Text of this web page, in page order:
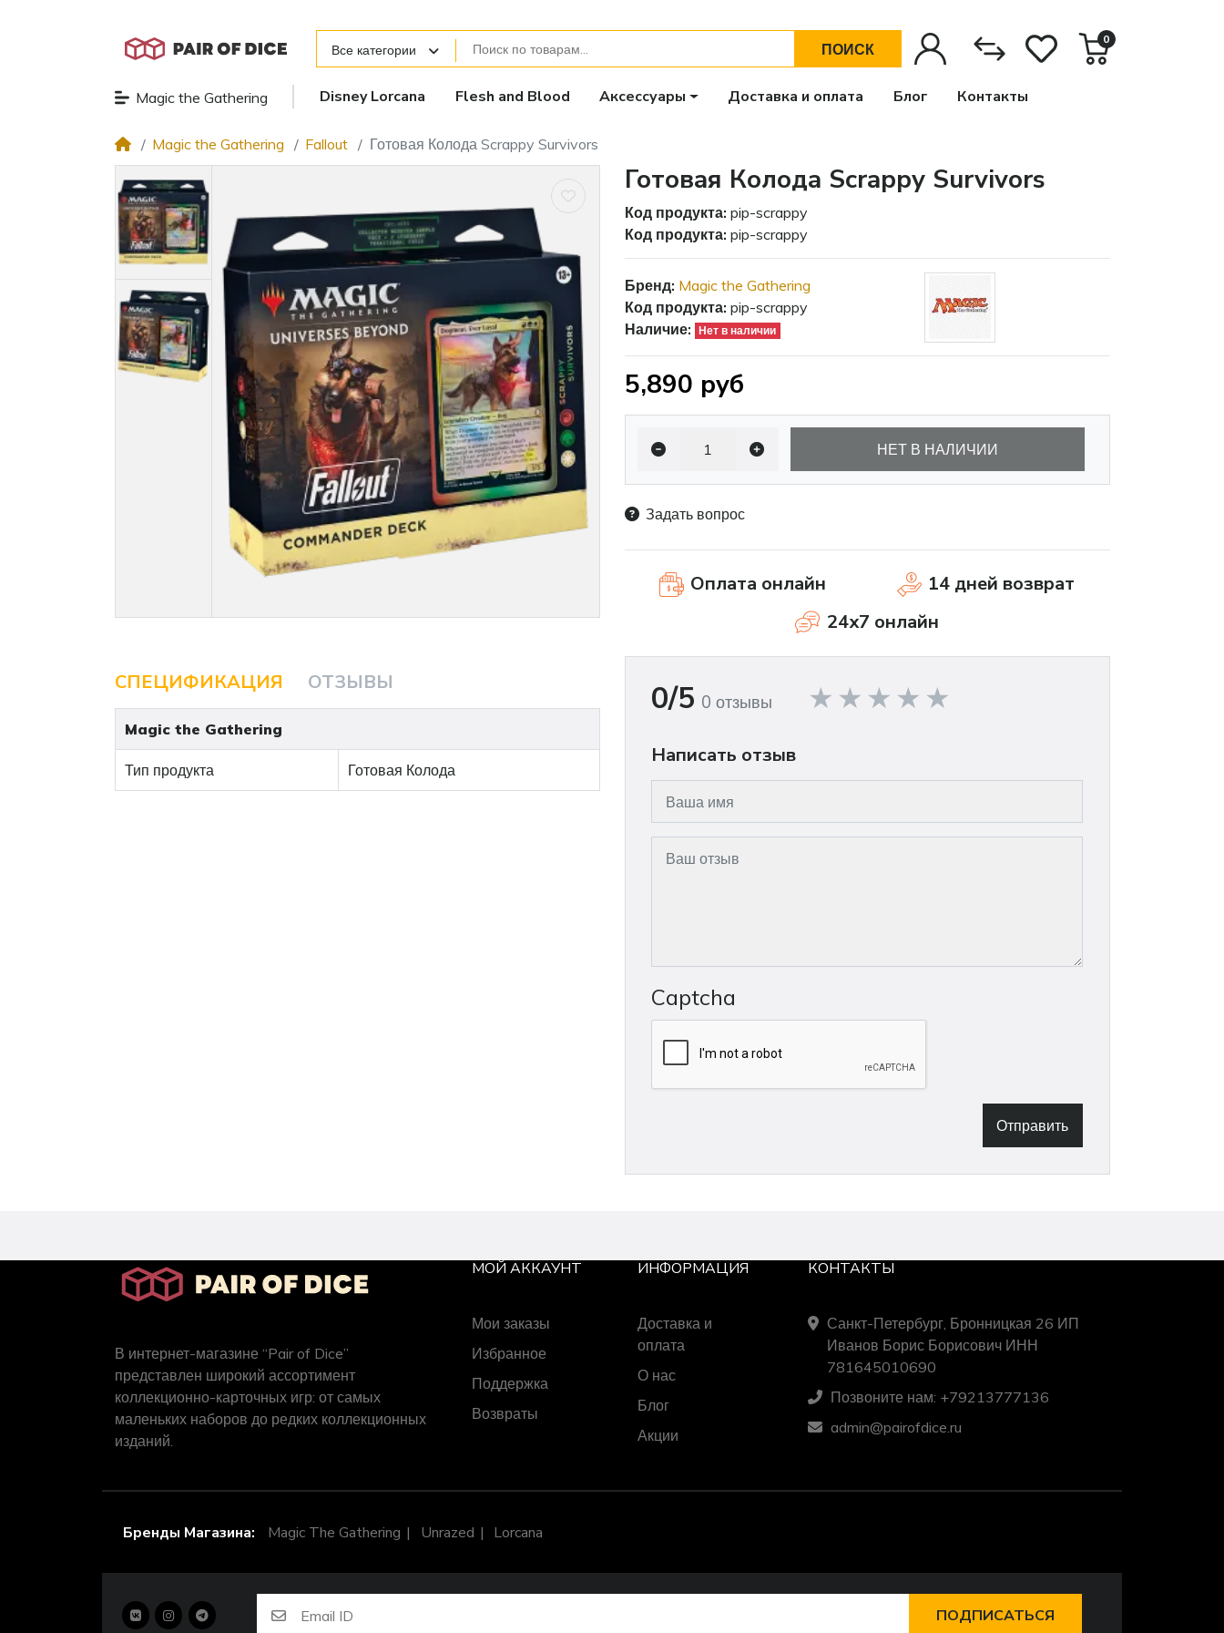
Все категории ПОИСК
0
Magic the Gathering Disney Lorcana Flesh and Blood Аксессуары Доставка и оплата Блог Контакты
Magic the Gathering Fallout Готовая Колода Scrappy Survivors
СПЕЦИФИКАЦИЯ ОТЗЫВЫ
Magic the Gathering
Тип продукта Готовая Колода
Готовая Колода Scrappy Survivors
Код продукта: pip-scrappy
Код продукта: pip-scrappy
Бренд: Magic the Gathering
Код продукта: pip-scrappy
Наличие:
Нет в наличии
5,890 руб
НЕТ В НАЛИЧИИ
Задать вопрос
Оплата онлайн
14 дней возврат
24x7 онлайн
0/5 0 отзывы
Написать отзыв
Captcha
Отправить
В интернет-магазине “Pair of Dice”
представлен широкий ассортимент
коллекционно-карточных игр: от самых
маленьких наборов до редких коллекционных
изданий.
МОЙ АККАУНТ
Мои заказы
Избранное
Поддержка
Возвраты
ИНФОРМАЦИЯ
Доставка и
оплата
О нас
Блог
Акции
КОНТАКТЫ
Санкт-Петербург, Бронницкая 26 ИП
Иванов Борис Борисович ИНН
781645010690
Позвоните нам: +79213777136
admin@pairofdice.ru
Бренды Магазина: Magic The Gathering Unrazed Lorcana
ПОДПИСАТЬСЯ